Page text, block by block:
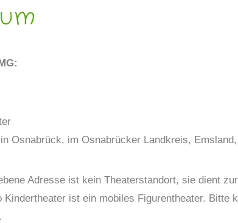
Osnabrück, im Osnabrücker Landkreis,
Adresse ist kein Theaterstandort, sie dient
Kindertheater ist ein mobiles Figurentheater. Bitte